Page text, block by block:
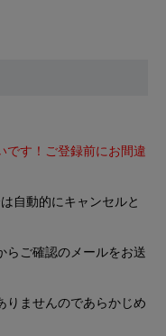
です！ご登録前にお間違
自動的にキャンセルと
らご確認のメールをお送
りませんのであらかじめ